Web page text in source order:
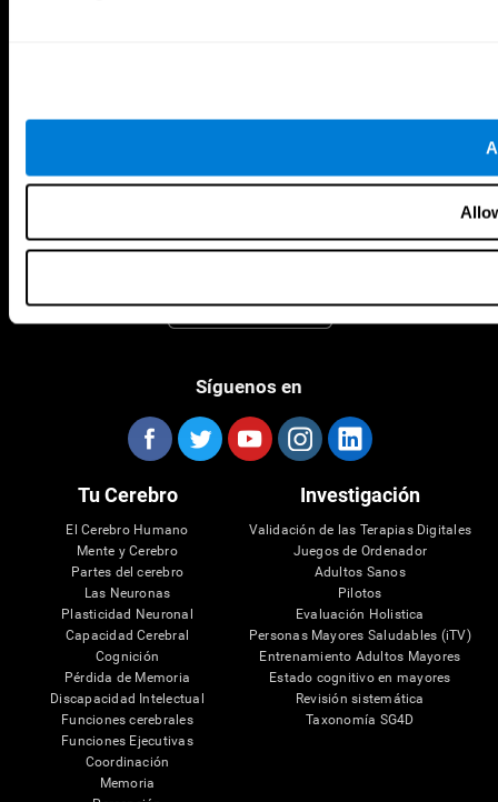
CogniFit App
Síguenos en
Tu Cerebro
El Cerebro Humano
Mente y Cerebro
Partes del cerebro
Las Neuronas
Plasticidad Neuronal
Capacidad Cerebral
Cognición
Pérdida de Memoria
Discapacidad Intelectual
Funciones cerebrales
Funciones Ejecutivas
Coordinación
Memoria
Investigación
Validación de las Terapias Digitales
Juegos de Ordenador
Adultos Sanos
Pilotos
Evaluación Holistica
Personas Mayores Saludables (iTV)
Entrenamiento Adultos Mayores
Estado cognitivo en mayores
Revisión sistemática
Taxonomía SG4D